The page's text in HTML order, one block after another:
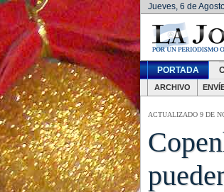
Jueves, 6 de
PORTADA
ARCHIVO
ACTUALIZADO 9 DE